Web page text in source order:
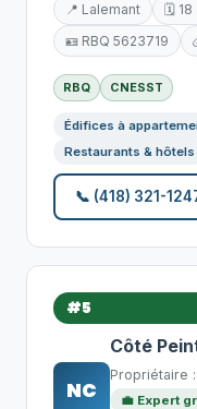
📍 Lalemant 🗓️ 18
🪪 RBQ 5623719
RBQ CNESST
Édifices à
Restaurants & hôtels
📞 (418) 321-
#5
NC
Côté
Propriétaire
💼 Expert